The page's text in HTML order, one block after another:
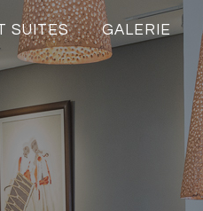
SUITES GALERIE